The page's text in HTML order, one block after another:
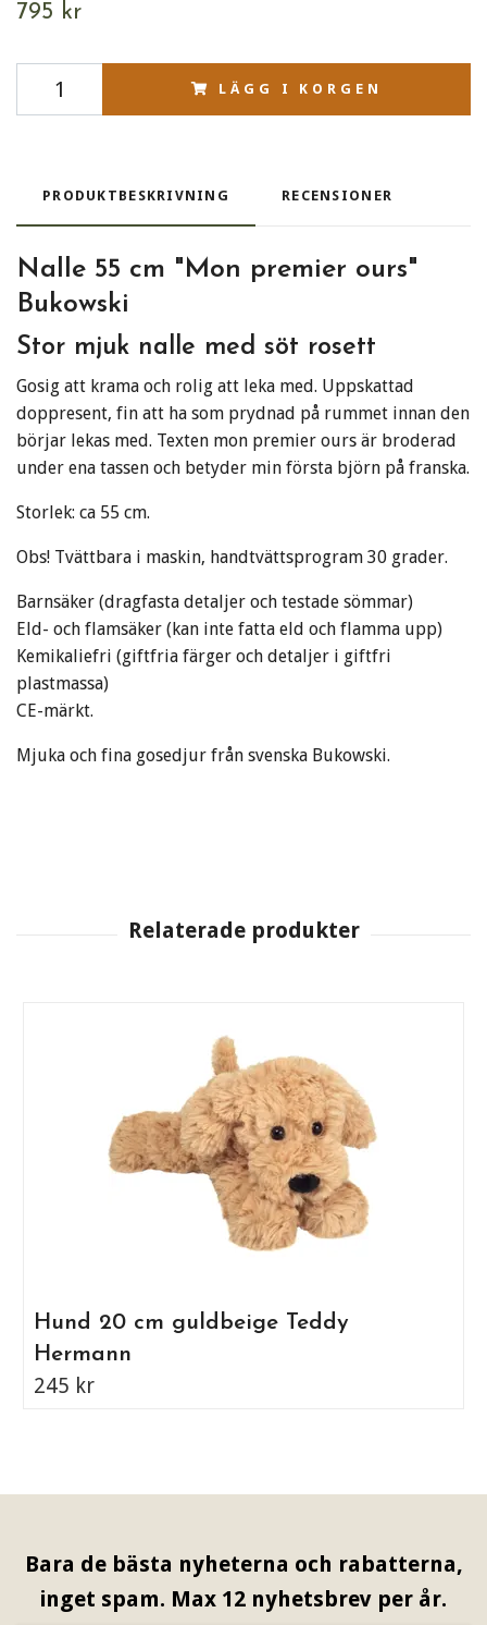
795 kr
LÄGG I KORGEN
PRODUKTBESKRIVNING RECENSIONER
Nalle 55 cm "Mon premier ours"
Bukowski
Stor mjuk nalle med söt rosett
Gosig att krama och rolig att leka med. Uppskattad
doppresent, fin att ha som prydnad på rummet innan den
börjar lekas med. Texten mon premier ours är broderad
under ena tassen och betyder min första björn på franska.
Storlek: ca 55 cm.
Obs! Tvättbara i maskin, handtvättsprogram 30 grader.
Barnsäker (dragfasta detaljer och testade sömmar)
Eld- och flamsäker (kan inte fatta eld och flamma upp)
Kemikaliefri (giftfria färger och detaljer i giftfri
plastmassa)
CE-märkt.
Mjuka och fina gosedjur från svenska Bukowski.
Hund 20 cm guldbeige Teddy
Hermann
245 kr
Bara de bästa nyheterna och rabatterna,
inget spam. Max 12 nyhetsbrev per år.